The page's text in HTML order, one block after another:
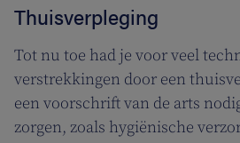
Thuisverpleging
Tot nu toe had je voor veel
verstrekkingen door een
een voorschrift van de arts
zorgen, zoals hygiënische